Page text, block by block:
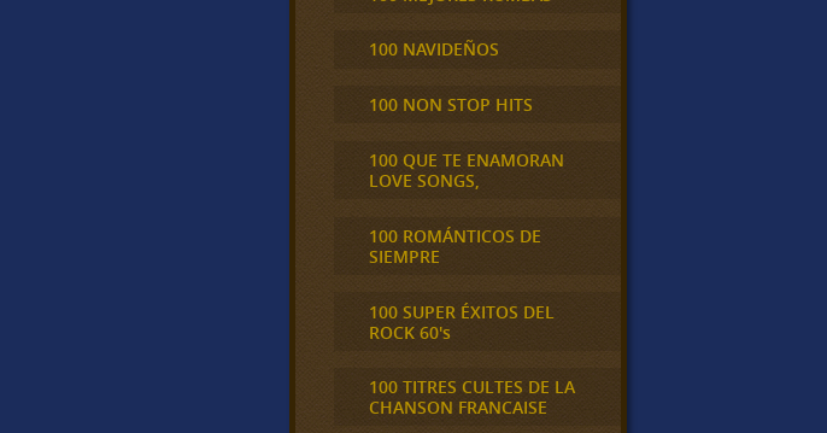
100 NAVIDEÑOS
100 NON STOP HITS
100 QUE TE ENAMORAN
LOVE SONGS,
100 ROMÁNTICOS DE
SIEMPRE
100 SUPER ÉXITOS DEL
ROCK 60's
100 TITRES CULTES DE LA
CHANSON FRANCAISE